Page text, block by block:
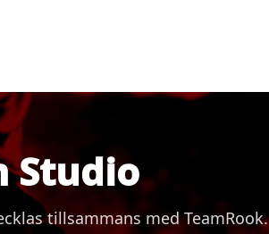
Studio
tillsammans med TeamRook.